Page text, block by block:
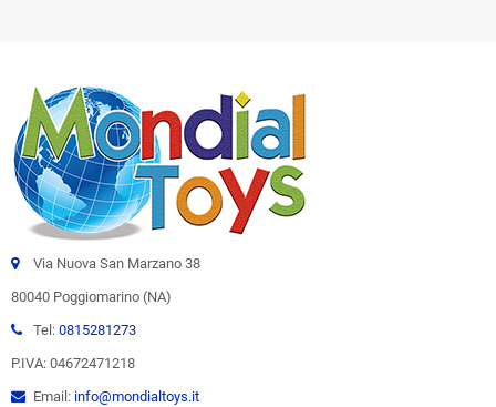
Via Nuova San Marzano 38
80040 Poggiomarino (NA)
Tel: 0815281273
P.IVA: 04672471218
Email: info@mondialtoys.it